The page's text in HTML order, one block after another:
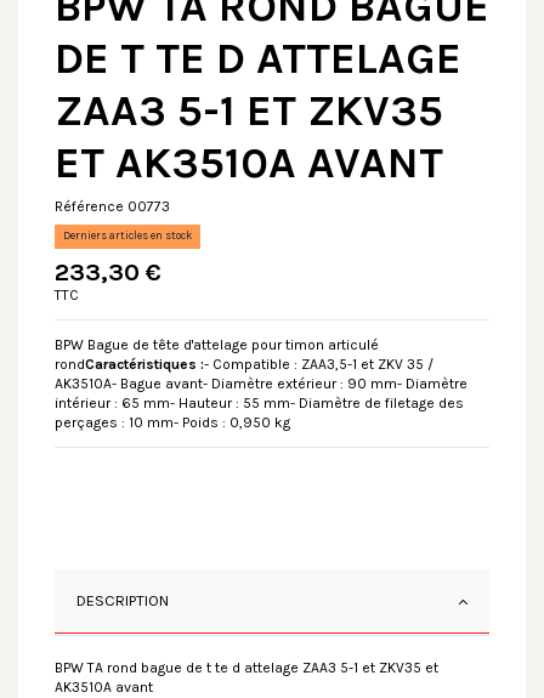
DE T TE D ATTELAGE
ZAA3 5-1 ET ZKV35
ET AK3510A AVANT
Référence 00773
Derniers articles en stock
233,30 €
TTC
BPW Bague de tête d'attelage pour timon articulé
rondCaractéristiques :- Compatible : ZAA3,5-1 et ZKV 35 /
AK3510A- Bague avant- Diamètre extérieur : 90 mm- Diamètre
intérieur : 65 mm- Hauteur : 55 mm- Diamètre de filetage des
perçages : 10 mm- Poids : 0,950 kg
DESCRIPTION
BPW TA rond bague de t te d attelage ZAA3 5-1 et ZKV35 et
AK3510A avant